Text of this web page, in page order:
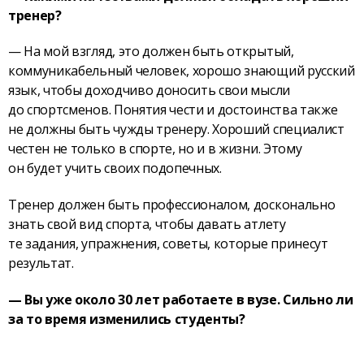
тренер?
— На мой взгляд, это должен быть открытый,
коммуникабельный человек, хорошо знающий русский
язык, чтобы доходчиво доносить свои мысли
до спортсменов. Понятия чести и достоинства также
не должны быть чужды тренеру. Хороший специалист
честен не только в спорте, но и в жизни. Этому
он будет учить своих подопечных.
Тренер должен быть профессионалом, досконально
знать свой вид спорта, чтобы давать атлету
те задания, упражнения, советы, которые принесут
результат.
— Вы уже около 30 лет работаете в вузе. Сильно ли
за то время изменились студенты?